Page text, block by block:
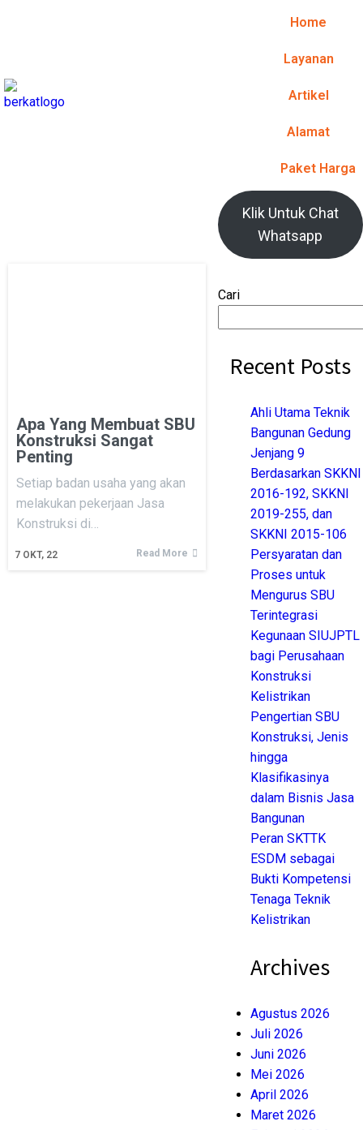
Home
Layanan
Artikel
Alamat
Paket Harga
Apa Yang Membuat SBU
Konstruksi Sangat
Penting
7 OKT, 22
Setiap badan usaha yang akan
melakukan pekerjaan Jasa
Konstruksi di…
Read More
Klik Untuk Chat
Whatsapp
Cari
Recent Posts
Ahli Utama Teknik
Bangunan Gedung
Jenjang 9
Berdasarkan SKKNI
2016-192, SKKNI
2019-255, dan
SKKNI 2015-106
Persyaratan dan
Proses untuk
Mengurus SBU
Terintegrasi
Kegunaan SIUJPTL
bagi Perusahaan
Konstruksi
Kelistrikan
Pengertian SBU
Konstruksi, Jenis
hingga
Klasifikasinya
dalam Bisnis Jasa
Bangunan
Peran SKTTK
ESDM sebagai
Bukti Kompetensi
Tenaga Teknik
Kelistrikan
Archives
Agustus 2026
Juli 2026
Juni 2026
Mei 2026
April 2026
Maret 2026